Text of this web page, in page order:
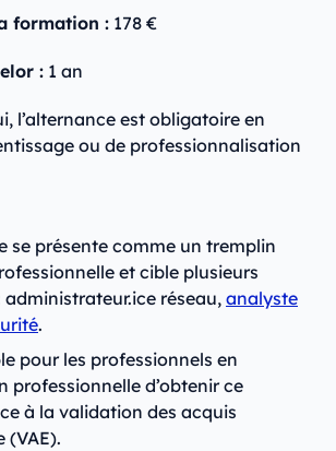
formation : 178 €
: 1 an
l’alternance est obligatoire en
ou de professionnalisation
se présente comme un tremplin
et cible plusieurs
administrateur.ice réseau, analyste
.
pour les professionnels en
professionnelle d’obtenir ce
à la validation des acquis
(VAE).